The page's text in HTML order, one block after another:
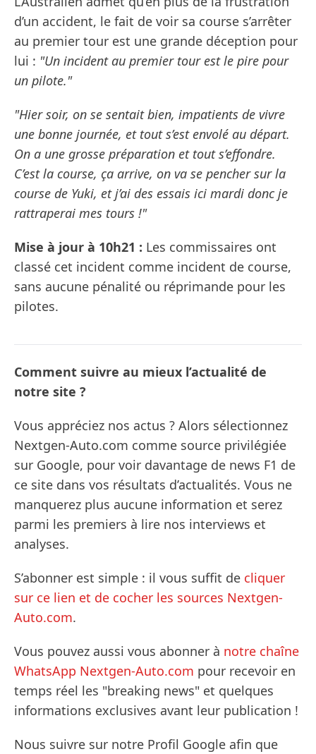
d’un accident, le fait de voir sa course s’arrêter
au premier tour est une grande déception pour
lui : "Un incident au premier tour est le pire pour
un pilote."
"Hier soir, on se sentait bien, impatients de vivre
une bonne journée, et tout s’est envolé au départ.
On a une grosse préparation et tout s’effondre.
C’est la course, ça arrive, on va se pencher sur la
course de Yuki, et j’ai des essais ici mardi donc je
rattraperai mes tours !"
Mise à jour à 10h21 : Les commissaires ont
classé cet incident comme incident de course,
sans aucune pénalité ou réprimande pour les
pilotes.
Comment suivre au mieux l’actualité de
notre site ?
Vous appréciez nos actus ? Alors sélectionnez
Nextgen-Auto.com comme source privilégiée
sur Google, pour voir davantage de news F1 de
ce site dans vos résultats d’actualités. Vous ne
manquerez plus aucune information et serez
parmi les premiers à lire nos interviews et
analyses.
S’abonner est simple : il vous suffit de cliquer
sur ce lien et de cocher les sources Nextgen-
Auto.com.
Vous pouvez aussi vous abonner à notre chaîne
WhatsApp Nextgen-Auto.com pour recevoir en
temps réel les "breaking news" et quelques
informations exclusives avant leur publication !
Nous suivre sur notre Profil Google afin que